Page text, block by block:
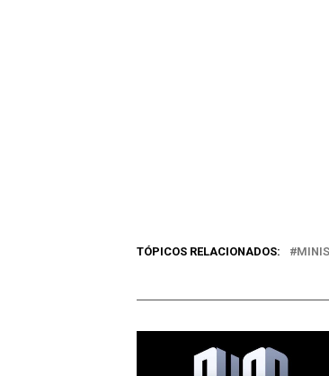
TÓPICOS RELACIONADOS: